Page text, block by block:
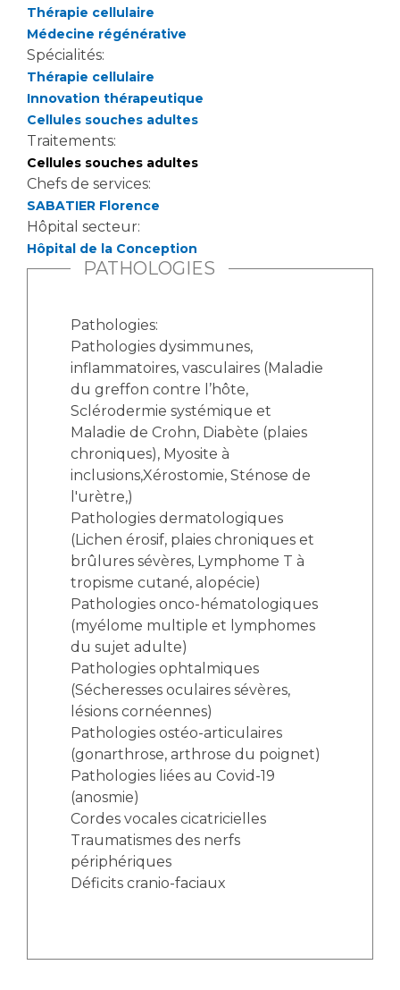
Vivre ensemble à l'hôpital
Culture à l'hôpital
Laïcité et cultes
Les associations
Livret d'accueil
Salon des familles
Transports sanitaires
Vos droits, vos devoirs
Handi 13
Pôle Médecine Physique et Réadaptation
Accueil sourds et malentendants
Charte Romain Jacob
Mouvement Parcours Handicap 13
Activité physique
Cancer
Médecine nucléaire
Maladies rares
Maternité Hôpital Nord
Vos représentants
Statuts
Stages paramédicaux
Chercheurs
La recherche clinique à l'AP-HM
Les structures de recherche
Écoles et Instituts de Formation
Professionnels de santé
Adresser un patient
Réseaux de soins
Adresser un examen au Laboratoire de Biologie
Médicale
Radiologie / Imagerie
Cancérologie
Les pôles d'activité médicale
Anatomie et Cytologie Pathologiques
Adresser un examen au Laboratoire d'Infectiologie
Centres de référence Maladies Rares
Plateforme d'Expertise Maladies Rares
Presse / Multimédia
Communiqués de presse
Dossiers de presse
Médiathèque
Thérapie cellulaire
Médecine régénérative
Spécialités:
Thérapie cellulaire
Innovation thérapeutique
Cellules souches adultes
Traitements:
Cellules souches adultes
Chefs de services:
SABATIER Florence
Hôpital secteur:
Hôpital de la Conception
PATHOLOGIES
Pathologies:
Pathologies dysimmunes,
inflammatoires, vasculaires (Maladie
du greffon contre l’hôte,
Sclérodermie systémique et
Maladie de Crohn, Diabète (plaies
chroniques), Myosite à
inclusions,Xérostomie, Sténose de
l'urètre,)
Pathologies dermatologiques
(Lichen érosif, plaies chroniques et
brûlures sévères, Lymphome T à
tropisme cutané, alopécie)
Pathologies onco-hématologiques
(myélome multiple et lymphomes
du sujet adulte)
Pathologies ophtalmiques
(Sécheresses oculaires sévères,
lésions cornéennes)
Pathologies ostéo-articulaires
(gonarthrose, arthrose du poignet)
Pathologies liées au Covid-19
(anosmie)
Cordes vocales cicatricielles
Traumatismes des nerfs
périphériques
Déficits cranio-faciaux